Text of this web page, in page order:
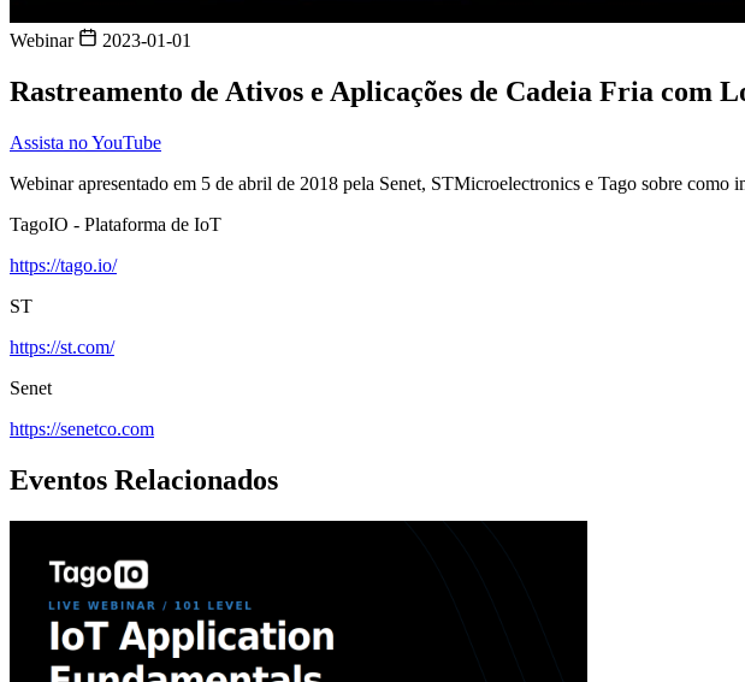
Webinar 2023-01-01
Rastreamento de Ativos e Aplicações de Cadeia Fria com
Assista no YouTube
Webinar apresentado em 5 de abril de 2018 pela Senet, STMicroelectronics e Tago sobre
TagoIO - Plataforma de IoT
https://tago.io/
ST
https://st.com/
Senet
https://senetco.com
Eventos Relacionados